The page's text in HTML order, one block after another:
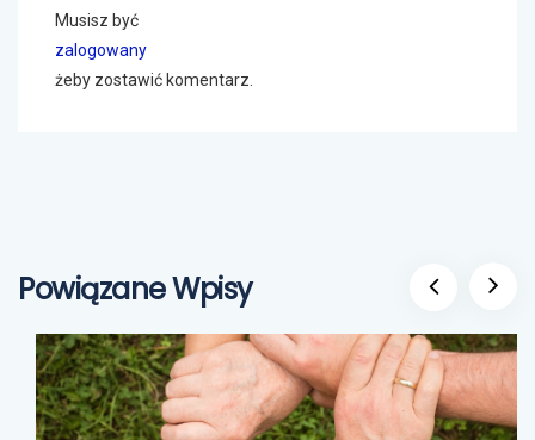
Musisz być
zalogowany
żeby zostawić komentarz.
Powiązane Wpisy